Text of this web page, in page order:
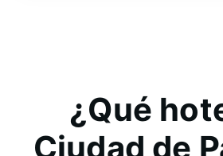
¿Qué
Ciudad de